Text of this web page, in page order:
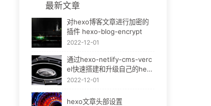
最新文章
对hexo博客文章进行加密的
插件 hexo-blog-encrypt
2022-12-01
通过hexo-netlify-cms-verc
el快速搭建和升级自己的hexo
bok
2022-12-01
hexo文章头部设置